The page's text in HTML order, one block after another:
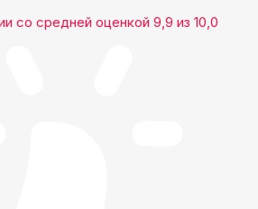
со средней оценкой 9,9 из 10,0